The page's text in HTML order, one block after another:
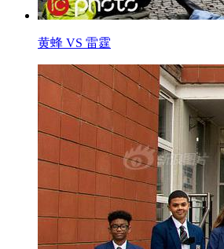
黄蜂 VS 雷霆